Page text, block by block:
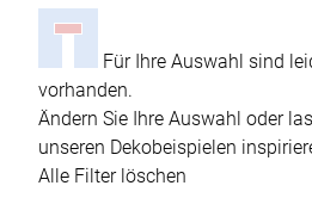
Für Ihre Auswahl sind
vorhanden.
Ändern Sie Ihre Auswahl oder
unseren Dekobeispielen
Alle Filter löschen